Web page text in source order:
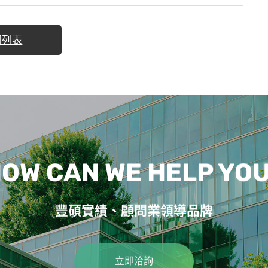
表
CAN WE HELP
豐碩實績、顧問業領導品牌
立即洽詢